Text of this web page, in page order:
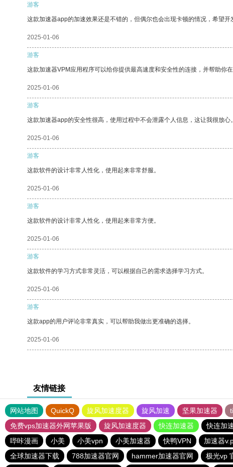
游客
这款加速器app的加速效果还是不错的，但偶尔也会出现卡顿的情况，希望开
2025-01-06
游客
这款加速器VPM应用程序可以给你提供最高速度和安全性的连接，并帮助你在
2025-01-06
游客
这款加速器app的安全性很高，使用过程中不会泄露个人信息，这让我很放
2025-01-06
游客
这款软件的设计非常人性化，使用起来非常舒服。
2025-01-06
游客
这款软件的设计非常人性化，使用起来非常方便。
2025-01-06
游客
这款软件的学习方式非常灵活，可以根据自己的需求选择学习方式。
2025-01-06
游客
这款app的用户评论非常真实，可以帮助我做出更准确的选择。
2025-01-06
友情链接
网站地图 QuickQ 旋风加速度器 旋风加速 坚果加速器
免费vps加速器外网苹果版
旋风加速度器 快连加速器 快连加
哔咔漫画
小美 小美vpn 小美加速器 快鸭VPN 加速器
全球加速器下载
788加速器官网 hammer加速器官网 极光vp